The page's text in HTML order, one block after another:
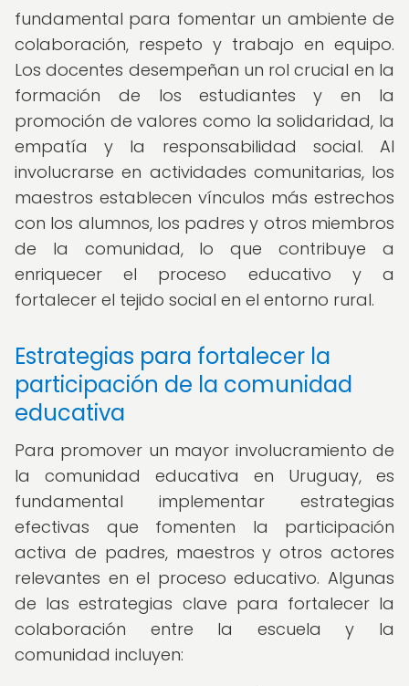
fundamental para fomentar un ambiente de
colaboración, respeto y trabajo en equipo.
Los docentes desempeñan un rol crucial en la
formación de los estudiantes y en la
promoción de valores como la solidaridad, la
empatía y la responsabilidad social. Al
involucrarse en actividades comunitarias, los
maestros establecen vínculos más estrechos
con los alumnos, los padres y otros miembros
de la comunidad, lo que contribuye a
enriquecer el proceso educativo y a
fortalecer el tejido social en el entorno rural.
Estrategias para fortalecer la
participación de la comunidad
educativa
Para promover un mayor involucramiento de
la comunidad educativa en Uruguay, es
fundamental implementar estrategias
efectivas que fomenten la participación
activa de padres, maestros y otros actores
relevantes en el proceso educativo. Algunas
de las estrategias clave para fortalecer la
colaboración entre la escuela y la
comunidad incluyen: